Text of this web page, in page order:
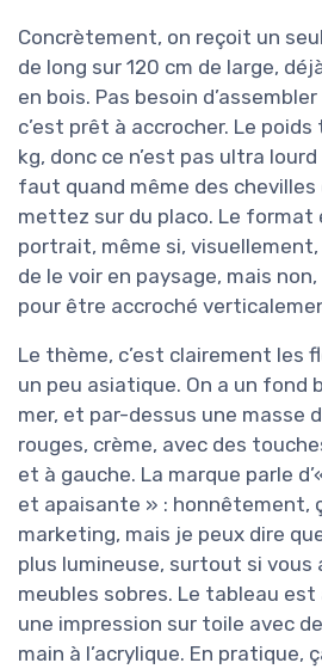
Concrètement, on reçoit un
de long sur 120 cm de large,
en bois. Pas besoin
c’est prêt à accrocher. Le
kg, donc ce n’est pas ultra
faut quand même des
mettez sur du placo. Le
portrait, même si,
de le voir en paysage, mais
pour être accroché
Le thème, c’est clairement les
un peu asiatique. On a un fond
mer, et par-dessus une masse
rouges, crème, avec des
et à gauche. La marque parle
et apaisante » : honnêtement,
marketing, mais je peux dire
plus lumineuse, surtout si vous
meubles sobres. Le tableau est
une impression sur toile avec
main à l’acrylique. En pratique,